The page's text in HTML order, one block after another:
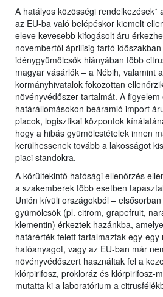
A hatályos közösségi rendelkezések*
az EU-ba való belépéskor kiemelt
eleve kevesebb kifogásolt áru
novembertől áprilisig tartó
idénygyümölcsök hiányában több
magyar vásárlók – a Nébih, valamint
kormányhivatalok fokozottan
növényvédőszer-tartalmát. A
határállomásokon beáramló import
piacok, logisztikai központok
hogy a hibás gyümölcstételek innen
kerülhessenek tovább a lakosságot
piaci standokra.
A körültekintő hatósági ellenőrzés
a szakemberek több esetben
Unión kívüli országokból –
gyümölcsök (pl. citrom, grapefruit,
klementin) érkeztek hazánkba,
határérték felett tartalmaztak egy-egy
hatóanyagot, vagy az EU-ban már
növényvédőszert használtak fel a
klórpirifosz, prokloráz és klórpirifosz-
mutatta ki a laboratórium a